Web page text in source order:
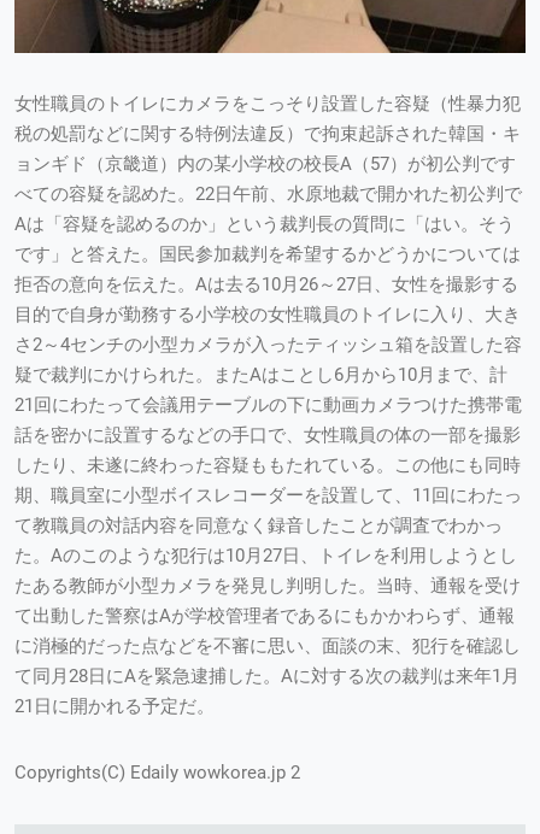
女性職員のトイレにカメラをこっそり設置した容疑（性暴力犯
税の処罰などに関する特例法違反）で拘束起訴された韓国・キ
ョンギド（京畿道）内の某小学校の校長A（57）が初公判です
べての容疑を認めた。22日午前、水原地裁で開かれた初公判で
Aは「容疑を認めるのか」という裁判長の質問に「はい。そう
です」と答えた。国民参加裁判を希望するかどうかについては
拒否の意向を伝えた。Aは去る10月26～27日、女性を撮影する
目的で自身が勤務する小学校の女性職員のトイレに入り、大き
さ2～4センチの小型カメラが入ったティッシュ箱を設置した容
疑で裁判にかけられた。またAはことし6月から10月まで、計
21回にわたって会議用テーブルの下に動画カメラつけた携帯電
話を密かに設置するなどの手口で、女性職員の体の一部を撮影
したり、未遂に終わった容疑ももたれている。この他にも同時
期、職員室に小型ボイスレコーダーを設置して、11回にわたっ
て教職員の対話内容を同意なく録音したことが調査でわかっ
た。Aのこのような犯行は10月27日、トイレを利用しようとし
たある教師が小型カメラを発見し判明した。当時、通報を受け
て出動した警察はAが学校管理者であるにもかかわらず、通報
に消極的だった点などを不審に思い、面談の末、犯行を確認し
て同月28日にAを緊急逮捕した。Aに対する次の裁判は来年1月
21日に開かれる予定だ。
Copyrights(C) Edaily wowkorea.jp 2